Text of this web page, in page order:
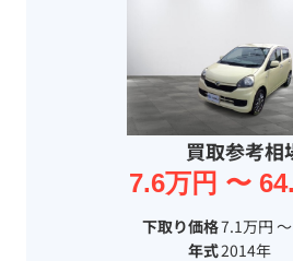
買取参考相
7.6万円 〜
下取り価格7.1万円
年式2014年